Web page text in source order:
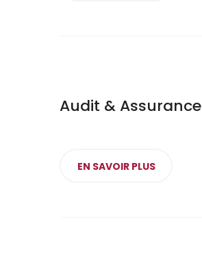
Audit & Assurance
EN SAVOIR PLUS